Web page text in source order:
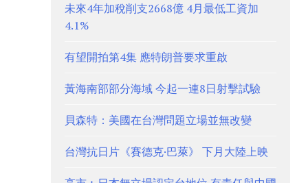
未來4年加稅削支2668億 4月最低工資加
4.1%
有望開拍第4集 應特朗普要求重啟
黃海南部部分海域 今起一連8日射擊試驗
貝森特：美國在台灣問題立場並無改變
台灣抗日片《賽德克·巴萊》 下月大陸上映